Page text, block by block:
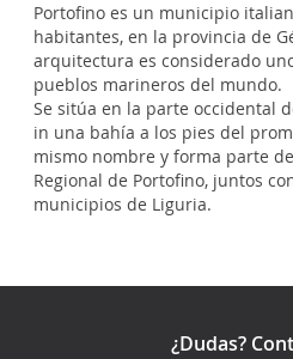
Portofino es un municipio
habitantes, en la provincia de
arquitectura es considerado
pueblos marineros del mundo.
Se sitúa en la parte occidental
in una bahía a los pies del
mismo nombre y forma parte
Regional de Portofino, juntos
municipios de Liguria.
¿Dudas?